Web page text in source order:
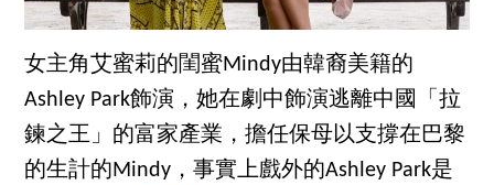
女主角艾蜜莉的閨蜜Mindy由韓裔美籍的
Ashley Park飾演，她在劇中飾演逃離中國「拉
鍊之王」的富家產業，擔任保母以支撐在巴黎
的生計的Mindy，事實上戲外的Ashley Park是